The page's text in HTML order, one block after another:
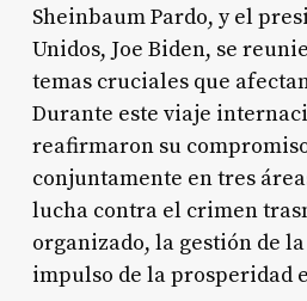
Sheinbaum Pardo, y el
Unidos, Joe Biden, se
temas cruciales que
Durante este viaje
reafirmaron su
conjuntamente en tres
lucha contra el crimen
organizado, la gestión de
impulso de la prosperidad